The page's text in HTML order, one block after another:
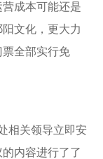
成本可能还是
文化，更大力
全部实行免
相关领导立即安
内容进行了了